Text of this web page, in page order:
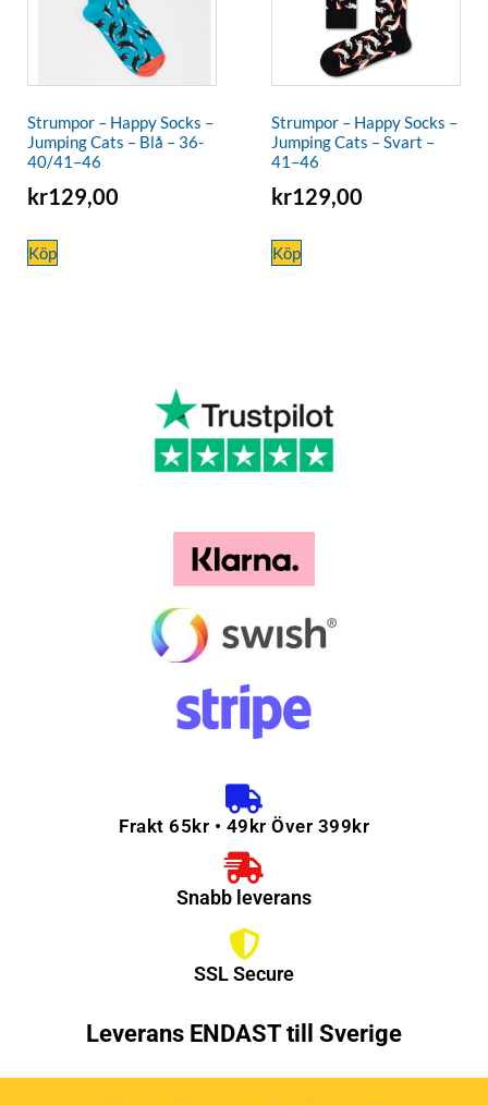
Strumpor – Happy Socks –
Jumping Cats – Blå – 36-
40/41–46
kr129,00
Köp
Strumpor – Happy Socks –
Jumping Cats – Svart –
41–46
kr129,00
Köp
Frakt 65kr • 49kr Över 399kr
Snabb leverans
SSL Secure
Leverans ENDAST till Sverige